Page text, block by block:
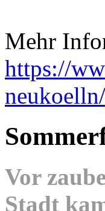
Mehr
https://
Vor
Stadt